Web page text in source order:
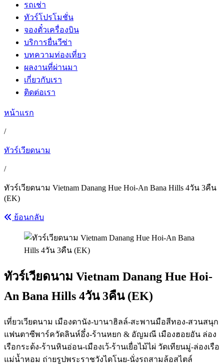
รถเช่า
ทัวร์โปรโมชั่น
จองตั๋วเครื่องบิน
บริการยื่นวีซ่า
บทความท่องเที่ยว
ผลงานที่ผ่านมา
เกี่ยวกับเรา
ติดต่อเรา
หน้าแรก
/
ทัวร์เวียดนาม
/
ทัวร์เวียดนาม Vietnam Danang Hue Hoi-An Bana Hills 4วัน 3คืน
(EK)
ย้อนกลับ
ทัวร์เวียดนาม Vietnam Danang Hue Hoi-
An Bana Hills 4วัน 3คืน (EK)
เที่ยวเวียดนาม เมืองดานัง-บานาฮิลล์-สะพานมือสีทอง-สวนสนุก
แฟนตาซีพาร์ควัดลินห์อึ๋ง-ร้านหยก & อัญมณี เมืองฮอยอัน ล่อง
เรือกระด้ง-ร้านหินอ่อน-เมืองเว้-ร้านเยื่อไม้ไผ่ วัดเทียนมู่-ล่องเรือ
แม่น้ำหอม ถ่ายรูปพระราชวังไดโนย-นั่งรถสามล้อสไตล์